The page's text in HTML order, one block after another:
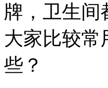
牌，卫生间
大家比较常
些？